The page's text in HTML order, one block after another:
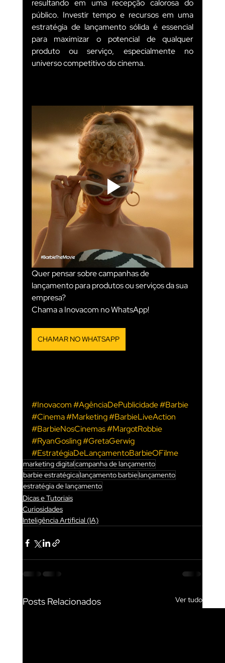
resultando em uma recepção calorosa do
público. Investir tempo e recursos em uma
estratégia de lançamento sólida é essencial
para maximizar o potencial de qualquer
produto ou serviço, especialmente no
universo competitivo do cinema.
Quer pensar sobre campanhas de
lançamento para produtos ou serviços da sua
empresa?
Chama a Inovacom no WhatsApp!
CHAMAR NO WHATSAPP
#Inovacom#AgênciaDePublicidade#Barbie
#Cinema#Marketing#BarbieLiveAction
#BarbieNosCinemas#MargotRobbie
#RyanGosling#GretaGerwig
#EstratégiaDeLançamentoBarbieOFilme
marketing digitalcampanha de lançamento
barbie estratégicalançamento barbielançamento
estratégia de lançamento
Dicas e Tutoriais
Curiosidades
Inteligência Artificial (IA)
Posts Relacionados Ver tudo